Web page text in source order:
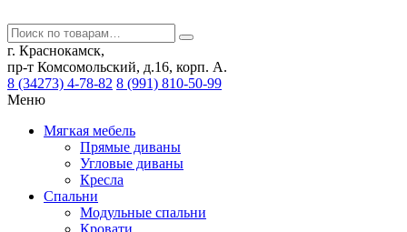
г. Краснокамск,
пр-т Комсомольский, д.16, корп. А.
8 (34273) 4-78-82 8 (991) 810-50-99
Меню
Мягкая мебель
Прямые диваны
Угловые диваны
Кресла
Спальни
Модульные спальни
Кровати